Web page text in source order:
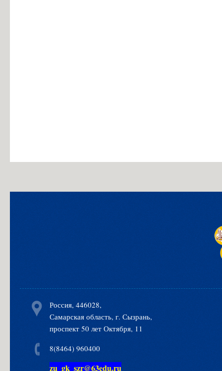
Россия, 446028,
Самарская область, г. Сызрань,
проспект 50 лет Октября, 11
8(8464) 960400
zu_gk_szr@63edu.ru